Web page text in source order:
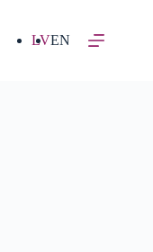
LVEN